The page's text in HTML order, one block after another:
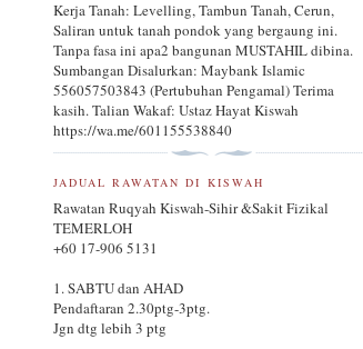
Kerja Tanah: Levelling, Tambun Tanah, Cerun,
Saliran untuk tanah pondok yang bergaung ini.
Tanpa fasa ini apa2 bangunan MUSTAHIL dibina.
Sumbangan Disalurkan: Maybank Islamic
556057503843 (Pertubuhan Pengamal) Terima
kasih. Talian Wakaf: Ustaz Hayat Kiswah
https://wa.me/601155538840
JADUAL RAWATAN DI KISWAH
Rawatan Ruqyah Kiswah-Sihir &Sakit Fizikal
TEMERLOH
+60 17-906 5131
1. SABTU dan AHAD
Pendaftaran 2.30ptg-3ptg.
Jgn dtg lebih 3 ptg